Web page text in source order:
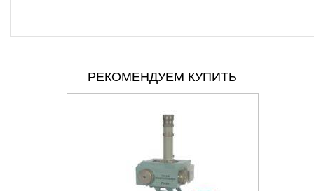
РЕКОМЕНДУЕМ КУПИТЬ